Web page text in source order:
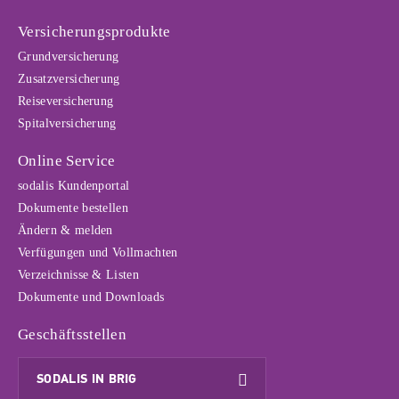
Versicherungsprodukte
Grundversicherung
Zusatzversicherung
Reiseversicherung
Spitalversicherung
Online Service
sodalis Kundenportal
Dokumente bestellen
Ändern & melden
Verfügungen und Vollmachten
Verzeichnisse & Listen
Dokumente und Downloads
Geschäftsstellen
SODALIS IN BRIG